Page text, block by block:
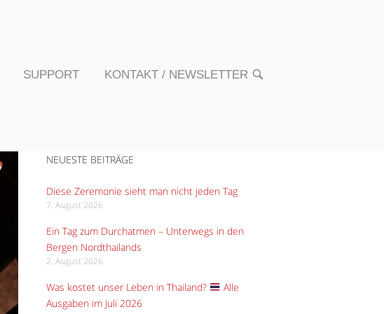
SUPPORT KONTAKT / NEWSLETTER OPEN
NEUESTE BEITRÄGE
Diese Zeremonie sieht man nicht jeden Tag
7. August 2026
Ein Tag zum Durchatmen – Unterwegs in den
Bergen Nordthailands
2. August 2026
Was kostet unser Leben in Thailand?
Alle
Ausgaben im Juli 2026